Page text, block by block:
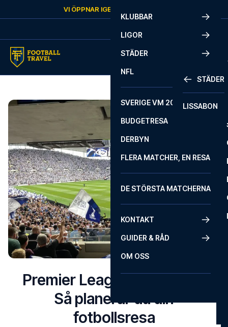
VI ÖPPNAR IGEN
KLUBBAR
LIGOR
STÄDER
STÄDER
LISSABON
NFL
SVERIGE VM 2026
BUDGETRESA
DERBYN
FLERA MATCHER, EN RESA
DE STÖRSTA MATCHERNA
KONTAKT
GUIDER & RÅD
OM OSS
Premier League reseguide:
Så planerar du din
fotbollsresa